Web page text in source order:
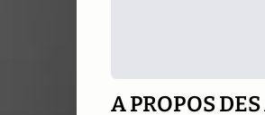
A PROPOS